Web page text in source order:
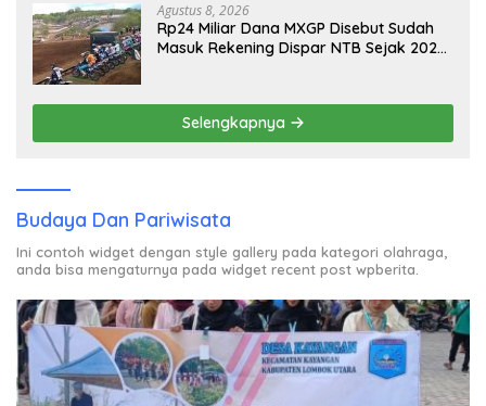
Agustus 8, 2026
Rp24 Miliar Dana MXGP Disebut Sudah
Masuk Rekening Dispar NTB Sejak 2024,
Selengkapnya
Budaya Dan Pariwisata
Ini contoh widget dengan style gallery pada kategori olahraga,
anda bisa mengaturnya pada widget recent post wpberita.